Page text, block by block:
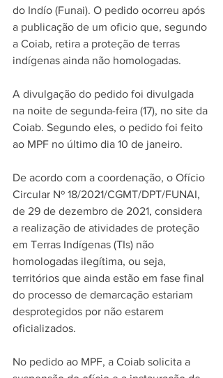
do Indío (Funai). O pedido ocorreu após
a publicação de um oficio que, segundo
a Coiab, retira a proteção de terras
indígenas ainda não homologadas.
A divulgação do pedido foi divulgada
na noite de segunda-feira (17), no site da
Coiab. Segundo eles, o pedido foi feito
ao MPF no último dia 10 de janeiro.
De acordo com a coordenação, o Ofício
Circular Nº 18/2021/CGMT/DPT/FUNAI,
de 29 de dezembro de 2021, considera
a realização de atividades de proteção
em Terras Indígenas (TIs) não
homologadas ilegítima, ou seja,
territórios que ainda estão em fase final
do processo de demarcação estariam
desprotegidos por não estarem
oficializados.
No pedido ao MPF, a Coiab solicita a